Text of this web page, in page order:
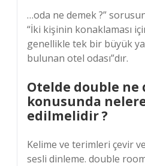
…oda ne demek ?”
“İki kişinin konaklaması
genellikle tek bir büyük
bulunan otel odası”dır.
Otelde double ne
konusunda
edilmelidir ?
Kelime ve terimleri çevir
sesli dinleme. double